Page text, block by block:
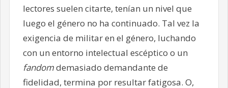
lectores suelen citarte, tenían un nivel que
luego el género no ha continuado. Tal vez la
exigencia de militar en el género, luchando
con un entorno intelectual escéptico o un
fandomdemasiado demandante de
fidelidad, termina por resultar fatigosa. O,